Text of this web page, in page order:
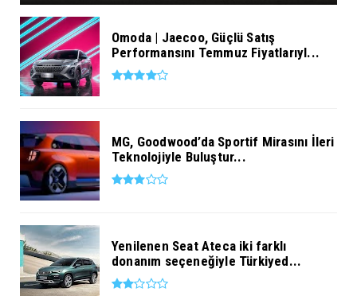
Omoda | Jaecoo, Güçlü Satış
Performansını Temmuz Fiyatlarıyl...
MG, Goodwood’da Sportif Mirasını İleri
Teknolojiyle Buluştur...
Yenilenen Seat Ateca iki farklı
donanım seçeneğiyle Türkiyed...